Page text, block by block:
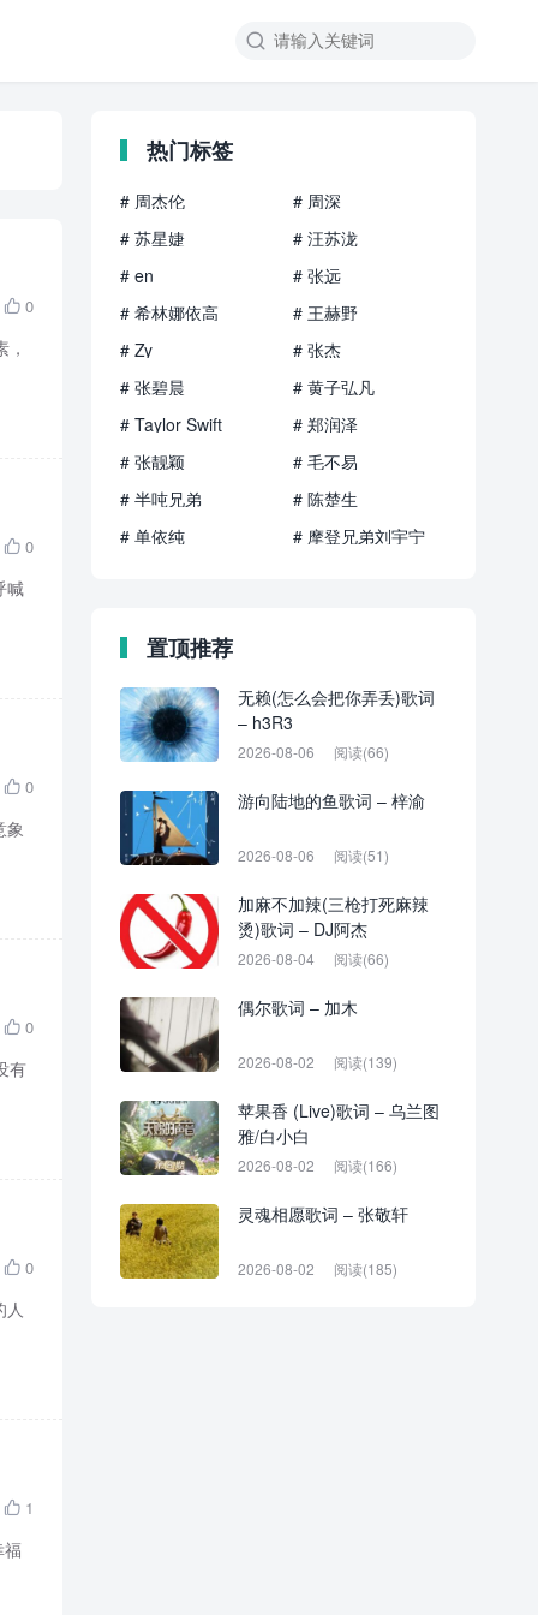

 0
 0
喊
 0
象
 0
有
 0
人
 1
福
热门标签
# 周杰伦
# 周深
# 苏星婕
# 汪苏泷
# en
# 张远
# 希林娜依高
# 王赫野
# Zy
# 张杰
# 张碧晨
# 黄子弘凡
# Taylor Swift
# 郑润泽
# 张靓颖
# 毛不易
# 半吨兄弟
# 陈楚生
# 单依纯
# 摩登兄弟刘宇宁
置顶推荐
无赖(怎么会把你弄丢)歌词
– h3R3
2026-08-06 阅读(66)
游向陆地的鱼歌词 – 梓渝
2026-08-06 阅读(51)
加麻不加辣(三枪打死麻辣
烫)歌词 – DJ阿杰
2026-08-04 阅读(66)
偶尔歌词 – 加木
2026-08-02 阅读(139)
苹果香 (Live)歌词 – 乌兰图
雅/白小白
2026-08-02 阅读(166)
灵魂相愿歌词 – 张敬轩
2026-08-02 阅读(185)